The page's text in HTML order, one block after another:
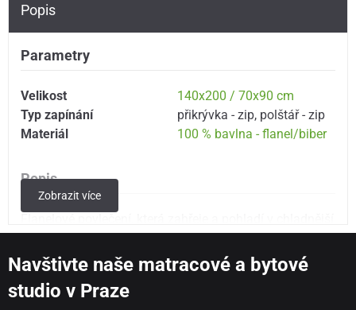
Popis
Parametry
Velikost
140x200 / 70x90 cm
Typ zapínání
přikrývka - zip, polštář - zip
Materiál
100 % bavlna - flanel/biber
Popis
rozměr.
Kolekce GOOD MORNING z dílny holandských
návrhářů firmy Müller Textile
Zobrazit více
Navštivte naše matracové a bytové
studio v Praze